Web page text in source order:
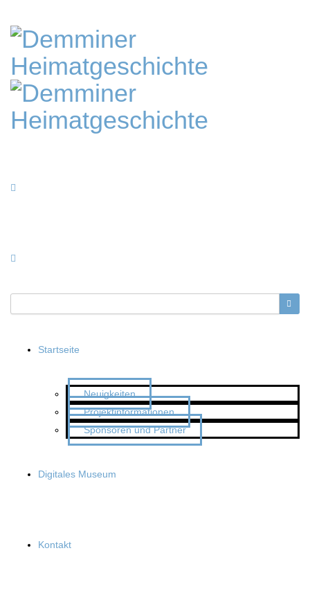
Startseite
Neuigkeiten
Projektinformationen
Sponsoren und Partner
Digitales Museum
Kontakt